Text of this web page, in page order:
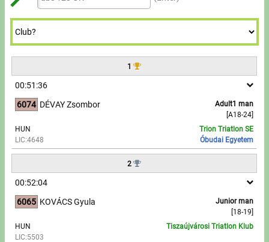
Swimming
Rowing
News
Guide
F.A.Q.
Timing
Embedding module
Director, Organiser
9
7
8
9
7
8
9
Refresh
1
00:51:36
6074
Adult1 man
[A18-24]
DÉVAY Zsombor
HUN
LIC:4648
Trion Triatlon SE
Óbudai Egyetem
2
00:52:04
6065
Junior man
[18-19]
KOVÁCS Gyula
HUN
LIC:5503
Tiszaújvárosi Triatlon Klub